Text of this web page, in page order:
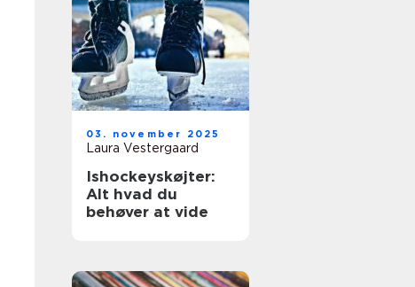
03. november 2025
Laura Vestergaard
Ishockeyskøjter:
Alt hvad du
behøver at vide